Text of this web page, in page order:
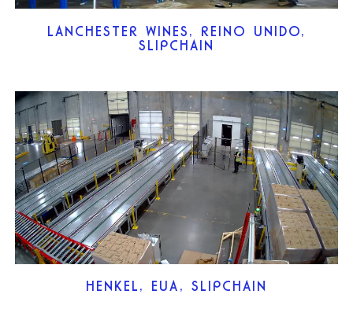
LANCHESTER WINES, REINO UNIDO,
SLIPCHAIN
HENKEL, EUA, SLIPCHAIN